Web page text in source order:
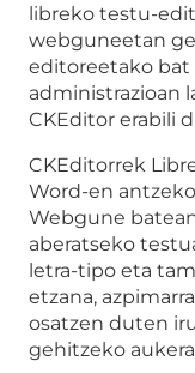
libreko testu-
webguneetan
editoreetako bat
administrazioan
CKEditor erabili
CKEditorrek
Word-en
Webgune
aberatseko
letra-tipo eta
etzana,
osatzen duten
gehitzeko